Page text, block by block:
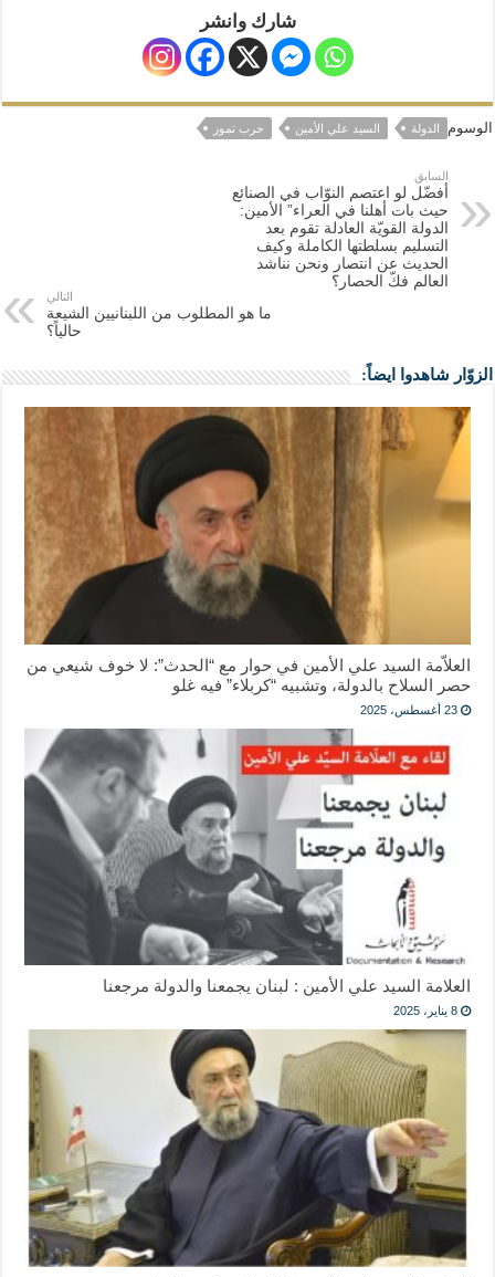
شارك وانشر
الوسوم الدولة السيد علي الأمين حرب تموز
السابق
أفضّل لو اعتصم النوّاب في الصنائع
حيث بات أهلنا في العراء” الأمين:
الدولة القويّة العادلة تقوم بعد
التسليم بسلطتها الكاملة وكيف
الحديث عن انتصار ونحن نناشد
العالم فكّ الحصار؟
التالي
ما هو المطلوب من اللبنانيين الشيعة
حالياً؟
الزوّار شاهدوا ايضاً:
العلاّمة السيد علي الأمين في حوار مع “الحدث”: لا خوف شيعي من
حصر السلاح بالدولة، وتشبيه “كربلاء” فيه غلو
23 أغسطس، 2025
العلامة السيد علي الأمين : لبنان يجمعنا والدولة مرجعنا
8 يناير، 2025